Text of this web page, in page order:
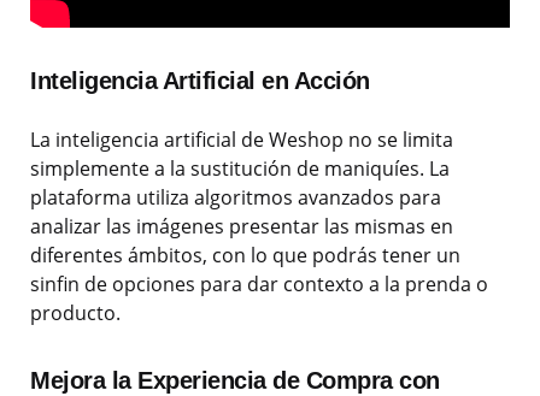
Inteligencia Artificial en Acción
La inteligencia artificial de Weshop no se limita
simplemente a la sustitución de maniquíes. La
plataforma utiliza algoritmos avanzados para
analizar las imágenes presentar las mismas en
diferentes ámbitos, con lo que podrás tener un
sinfin de opciones para dar contexto a la prenda o
producto.
Mejora la Experiencia de Compra con